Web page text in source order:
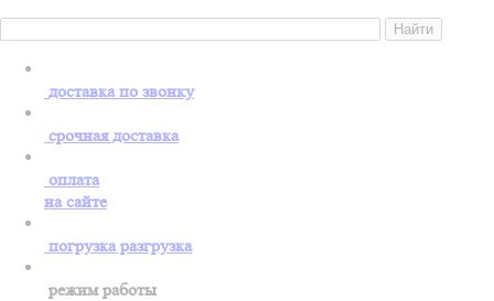
доставка по звонку
срочная доставка
оплата
на сайте
погрузка разгрузка
режим работы